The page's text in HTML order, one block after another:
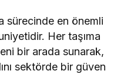
sürecinde en önemli
Her taşıma
bir arada sunarak,
sektörde bir güven